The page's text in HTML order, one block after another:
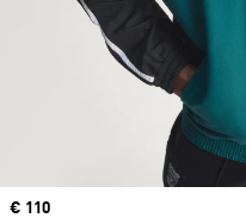
Price
€ 110